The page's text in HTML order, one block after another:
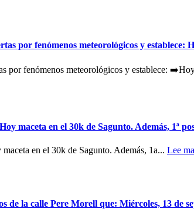
por fenómenos meteorológicos y establece:
por fenómenos meteorológicos y establece:
maceta en el 30k de Sagunto. Además, 1ª
en el 30k de Sagunto. Además, 1a... Lee
la calle Pere Morell que: Miércoles, 13 de